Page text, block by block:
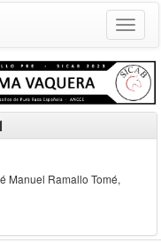
Toggle
Manuel Ramallo Tomé,